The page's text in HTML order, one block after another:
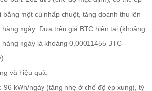
bằng một cú nhấp chuột, tăng doanh thu lên
ngày: Dựa trên giá BTC hiện tại (khoảng
ngày là khoảng 0,00011455 BTC
và hiệu quả:
96 kWh/ngày (tăng nhẹ ở chế độ ép xung), tỷ